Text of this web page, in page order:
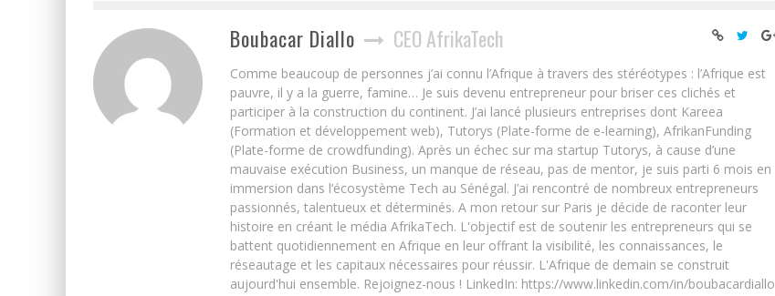
Boubacar Diallo CEO AfrikaTech
Comme beaucoup de personnes j’ai connu l’Afrique à travers des stéréotypes : l’Afrique est
pauvre, il y a la guerre, famine… Je suis devenu entrepreneur pour briser ces clichés et
participer à la construction du continent. J’ai lancé plusieurs entreprises dont Kareea
(Formation et développement web), Tutorys (Plate-forme de e-learning), AfrikanFunding
(Plate-forme de crowdfunding). Après un échec sur ma startup Tutorys, à cause d’une
mauvaise exécution Business, un manque de réseau, pas de mentor, je suis parti 6 mois en
immersion dans l’écosystème Tech au Sénégal. J’ai rencontré de nombreux entrepreneurs
passionnés, talentueux et déterminés. A mon retour sur Paris je décide de raconter leur
histoire en créant le média AfrikaTech. L'objectif est de soutenir les entrepreneurs qui se
battent quotidiennement en Afrique en leur offrant la visibilité, les connaissances, le
réseautage et les capitaux nécessaires pour réussir. L'Afrique de demain se construit
aujourd'hui ensemble. Rejoignez-nous ! LinkedIn: https://www.linkedin.com/in/boubacardiallo